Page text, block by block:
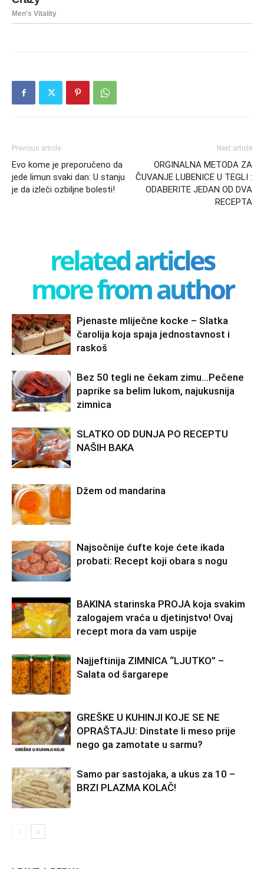
Previous article
Evo kome je preporučeno da
jede limun svaki dan: U stanju
je da izleči ozbiljne bolesti!
Next article
ORGINALNA METODA ZA
ČUVANJE LUBENICE U TEGLI :
ODABERITE JEDAN OD DVA
RECEPTA
related articles
more from author
Pjenaste mliječne kocke – Slatka
čarolija koja spaja jednostavnost i
raskoš
Bez 50 tegli ne čekam zimu…Pečene
paprike sa belim lukom, najukusnija
zimnica
SLATKO OD DUNJA PO RECEPTU
NAŠIH BAKA
Džem od mandarina
Najsočnije ćufte koje ćete ikada
probati: Recept koji obara s nogu
BAKINA starinska PROJA koja svakim
zalogajem vraća u djetinjstvo! Ovaj
recept mora da vam uspije
Najjeftinija ZIMNICA “LJUTKO” –
Salata od šargarepe
GREŠKE U KUHINJI KOJE SE NE
OPRAŠTAJU: Dinstate li meso prije
nego ga zamotate u sarmu?
Samo par sastojaka, a ukus za 10 –
BRZI PLAZMA KOLAČ!